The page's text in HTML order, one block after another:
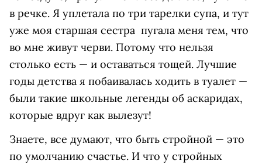
в речке. Я уплетала по три тарелки супа, и тут
уже моя старшая сестра пугала меня тем, что
во мне живут черви. Потому что нельзя
столько есть — и оставаться тощей. Лучшие
годы детства я побаивалась ходить в туалет —
были такие школьные легенды об аскаридах,
которые вдруг как вылезут!
Знаете, все думают, что быть стройной — это
по умолчанию счастье. И что у стройных